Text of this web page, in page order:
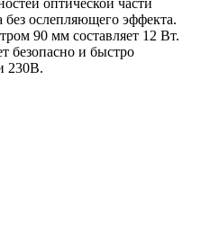
без ослепляющего эффекта.
90 мм составляет 12 Вт.
безопасно и быстро
230В.